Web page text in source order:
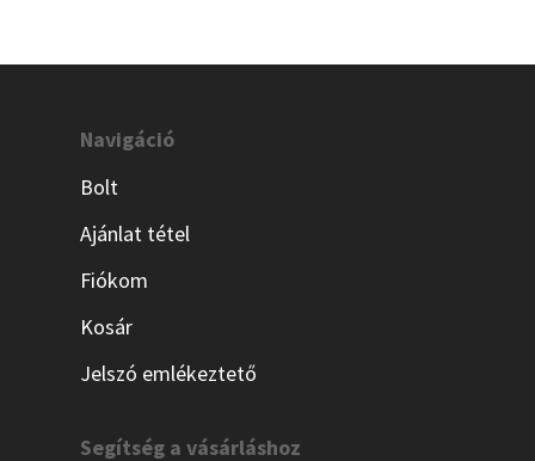
Navigáció
Bolt
Ajánlat tétel
Fiókom
Kosár
Jelszó emlékeztető
Segítség a vásárláshoz